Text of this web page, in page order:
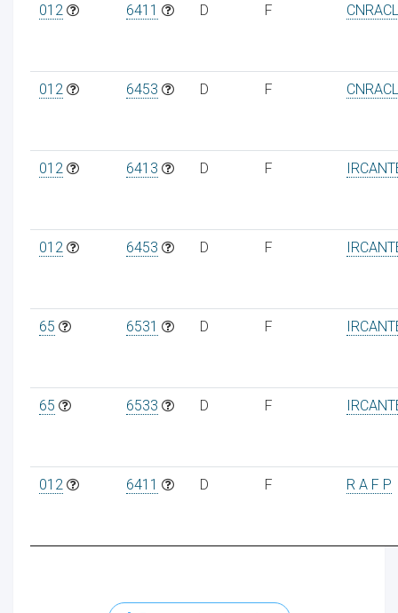
012 6411 D F CNRACL
012 6453 D F CNRACL
012 6413 D F
012 6453 D F
65 6531 D F
65 6533 D F
012 6411 D F R A F P